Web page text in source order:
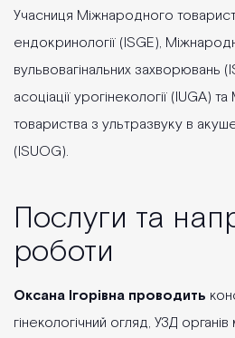
Учасниця Міжнародного
ендокринології (ISGE),
вульвовагінальних захворювань
асоціації урогінекології (IUGA)
товариства з ультразвуку в
(ISUOG).
Послуги та
роботи
Оксана Ігорівна проводить
гінекологічний огляд, УЗД органів